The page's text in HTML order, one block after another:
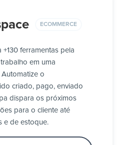
ECOMMERCE
ferramentas pela
em uma
o
criado, pago, enviado
dispara os próximos
para o cliente até
e de estoque.